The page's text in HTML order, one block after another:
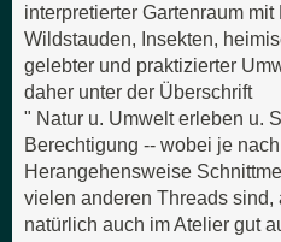
interpretierter Gartenraum
Wildstauden, Insekten,
gelebter und praktizierter
daher unter der Überschrift
" Natur u. Umwelt erleben u.
Berechtigung -- wobei je
Herangehensweise
vielen anderen Threads sind,
natürlich auch im Atelier gut